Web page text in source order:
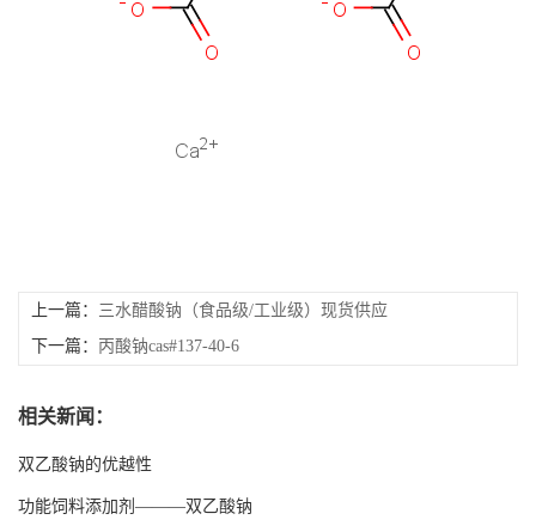
线
言
EN
上一篇： 三水醋酸钠（食品级/工业级）现货供应
下一篇： 丙酸钠cas#137-40-6
相关新闻：
双乙酸钠的优越性
功能饲料添加剂———双乙酸钠